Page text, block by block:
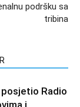
podršku sa
tribina
Radio
i